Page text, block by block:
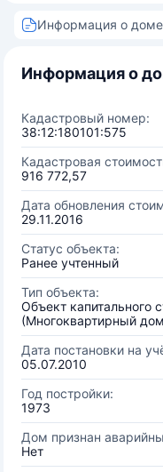
Информация о доме
Информация о
Кадастровый номер:
38:12:180101:575
Кадастровая
916 772,57
Дата обновления
29.11.2016
Статус объекта:
Ранее учтенный
Тип объекта:
Объект капитального
(Многоквартирный
Дата постановки на
05.07.2010
Год постройки:
1973
Дом признан
Нет